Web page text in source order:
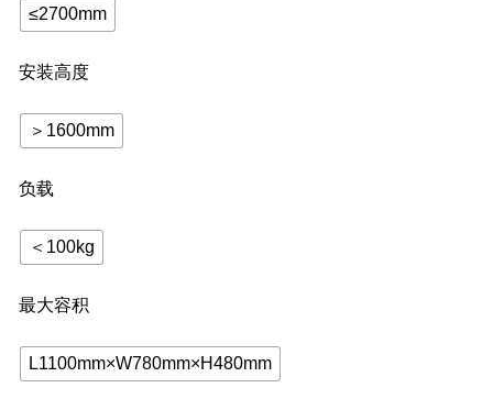
≤2700mm
安装高度
＞1600mm
负载
＜100kg
最大容积
L1100mm×W780mm×H480mm